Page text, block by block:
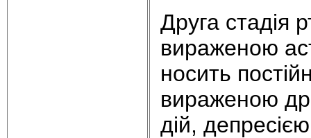
Друга стадія
вираженою
носить
вираженою
дій,